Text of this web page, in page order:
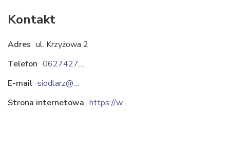
Kontakt
Adres ul. Krzyżowa 2
Telefon
0627427144
E-mail
siodlarz@siodlarz.com.pl
Strona internetowa
https://www.siodlarz.com.pl